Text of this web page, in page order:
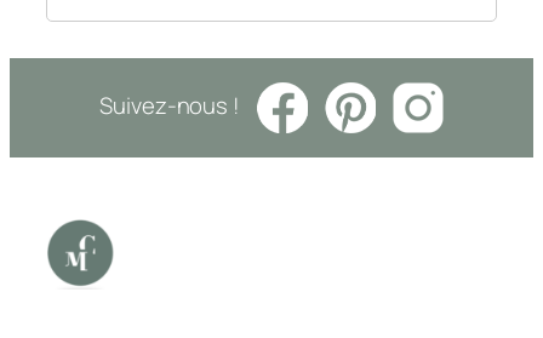
Suivez-nous !